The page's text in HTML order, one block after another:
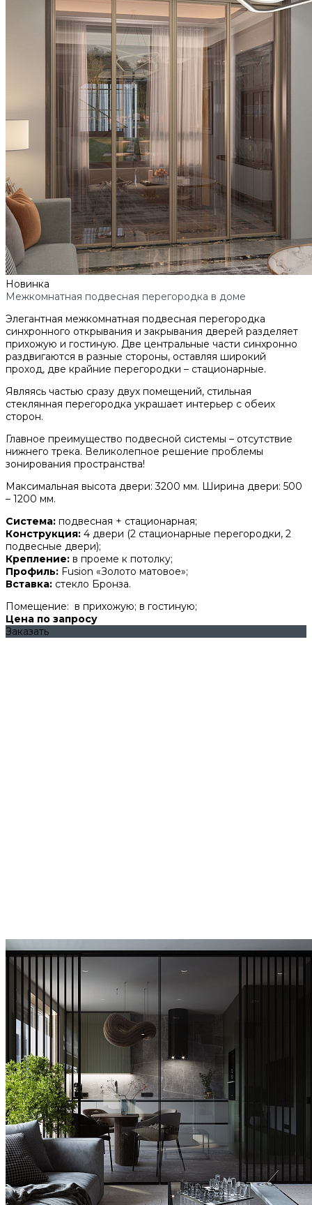
Новинка
Межкомнатная подвесная перегородка в доме
Элегантная межкомнатная подвесная перегородка
синхронного открывания и закрывания дверей разделяет
прихожую и гостиную. Две центральные части синхронно
раздвигаются в разные стороны, оставляя широкий
проход, две крайние перегородки – стационарные.
Являясь частью сразу двух помещений, стильная
стеклянная перегородка украшает интерьер с обеих
сторон.
Главное преимущество подвесной системы – отсутствие
нижнего трека. Великолепное решение проблемы
зонирования пространства!
Максимальная высота двери: 3200 мм. Ширина двери: 500
– 1200 мм.
Система: подвесная + стационарная;
Конструкция: 4 двери (2 стационарные перегородки, 2
подвесные двери);
Крепление: в проеме к потолку;
Профиль: Fusion «Золото матовое»;
Вставка: стекло Бронза.
Помещение: в прихожую; в гостиную;
Цена по запросу
Заказать